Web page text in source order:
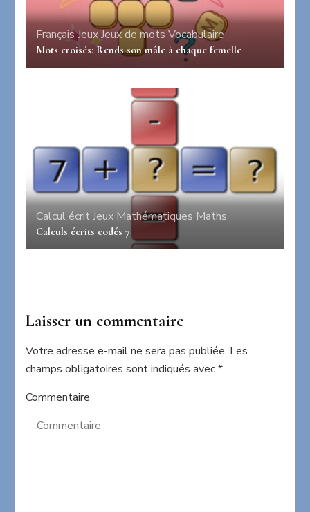
FrançaisJeux Jeux de mots Vocabulaire
Mots croisés: Rends son mâle à chaque femelle
Calcul écrit Jeux Mathématiques Maths
Calculs écrits codés 7
Laisser un commentaire
Votre adresse e-mail ne sera pas publiée. Les
champs obligatoires sont indiqués avec*
Commentaire